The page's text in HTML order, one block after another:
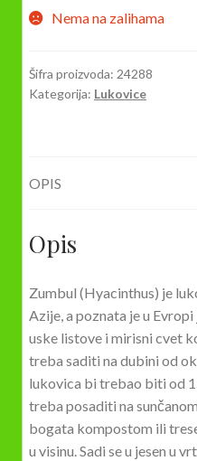
Nema na zalihama
Šifra proizvoda: 24288
Kategorija: Lukovice
OPIS
Opis
Zumbul (Hyacinthus) je
Azije, a poznata je u
uske listove i mirisni cvet
treba saditi na dubini od
lukovica bi trebao biti od
treba posaditi na
bogata kompostom ili
u visinu. Sadi se u jesen u